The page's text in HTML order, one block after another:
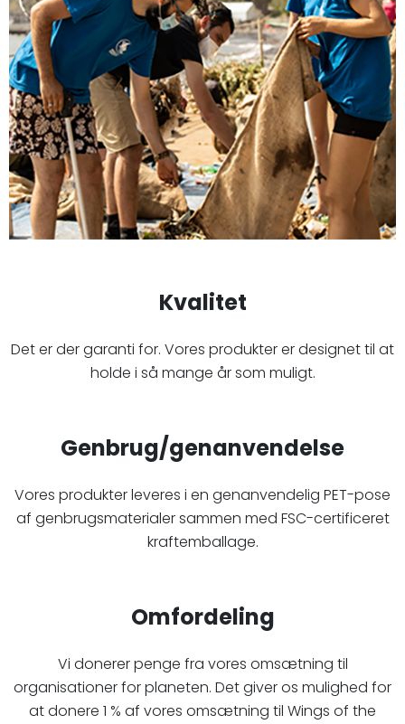
Kvalitet
Det er der garanti for. Vores produkter er designet til at
holde i så mange år som muligt.
Genbrug/genanvendelse
Vores produkter leveres i en genanvendelig PET-pose
af genbrugsmaterialer sammen med FSC-certificeret
kraftemballage.
Omfordeling
Vi donerer penge fra vores omsætning til
organisationer for planeten. Det giver os mulighed for
at donere 1 % af vores omsætning til Wings of the